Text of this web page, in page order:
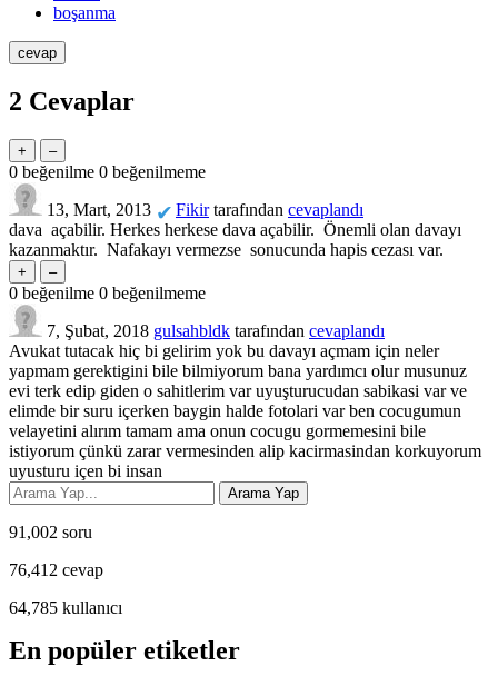
boşanma
2 Cevaplar
0 beğenilme 0 beğenilmeme
13, Mart, 2013 ✔ Fikir tarafından cevaplandı
dava açabilir. Herkes herkese dava açabilir. Önemli olan davayı
kazanmaktır. Nafakayı vermezse sonucunda hapis cezası var.
0 beğenilme 0 beğenilmeme
7, Şubat, 2018 gulsahbldk tarafından cevaplandı
Avukat tutacak hiç bi gelirim yok bu davayı açmam için neler
yapmam gerektigini bile bilmiyorum bana yardımcı olur musunuz
evi terk edip giden o sahitlerim var uyuşturucudan sabikasi var ve
elimde bir suru içerken baygin halde fotolari var ben cocugumun
velayetini alırım tamam ama onun cocugu gormemesini bile
istiyorum çünkü zarar vermesinden alip kacirmasindan korkuyorum
uyusturu içen bi insan
91,002 soru
76,412 cevap
64,785 kullanıcı
En popüler etiketler